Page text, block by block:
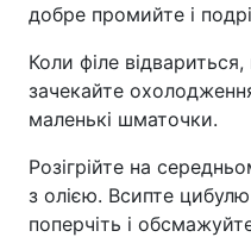
добре промийте і
Коли філе відвариться,
зачекайте
маленькі шматочки.
Розігрійте на
з олією. Всипте цибулю
поперчіть і